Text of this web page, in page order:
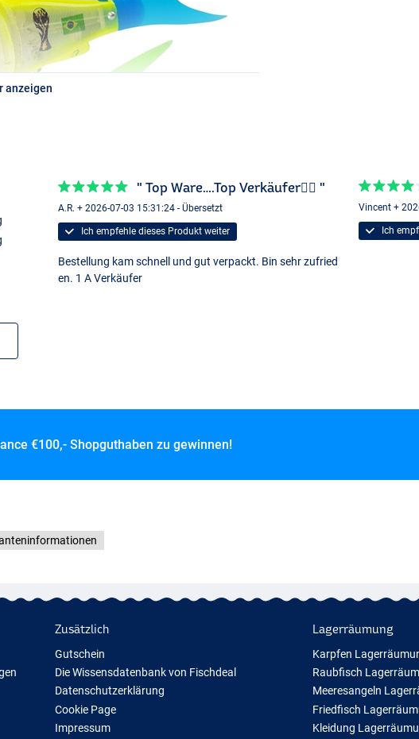
anzeigen
" Top Ware….Top Verkäufer👍🏻 "
A.R. + 2026-07-03 15:31:24 - Übersetzt
Ich empfehle dieses Produkt weiter
Bestellung kam schnell und gut verpackt. Bin sehr zufried
en. 1 A Verkäufer
Vincent +
Ich
€100,- Shopguthaben zu gewinnen!
Zusätzlich
Gutschein
Die Wissensdatenbank von Fischdeal
Datenschutzerklärung
Cookie Page
Impressum
Lagerräumung
Karpfen
Raubfisch
Meeresangeln
Friedfisch
Kleidung